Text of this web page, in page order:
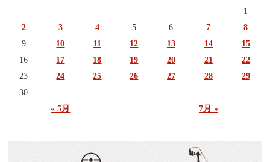
« 5月 7月 »
1
2
3 4 5 6 7
8
9
10 11 12 13 14
15
16
17 18 19 20 21
22
23
24 25 26 27 28
29
30